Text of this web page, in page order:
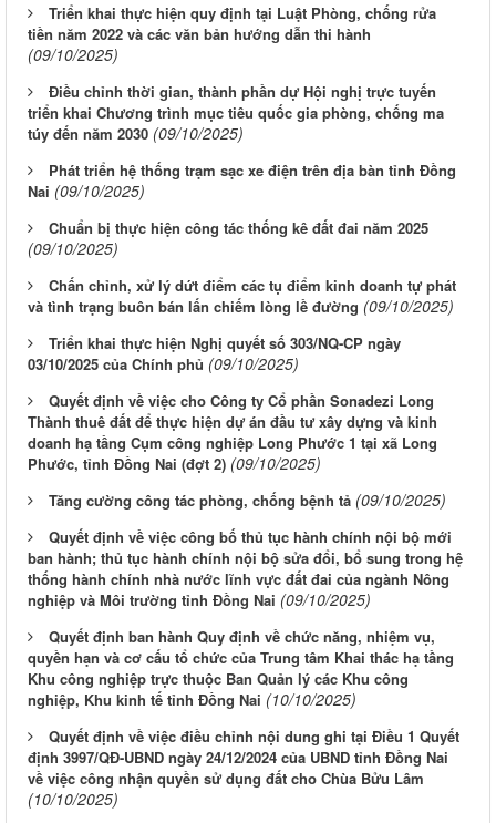
Triển khai thực hiện quy định tại Luật Phòng, chống rửa
tiền năm 2022 và các văn bản hướng dẫn thi hành
(09/10/2025)
Điều chỉnh thời gian, thành phần dự Hội nghị trực tuyến
triển khai Chương trình mục tiêu quốc gia phòng, chống ma
túy đến năm 2030 (09/10/2025)
Phát triển hệ thống trạm sạc xe điện trên địa bàn tỉnh Đồng
Nai (09/10/2025)
Chuẩn bị thực hiện công tác thống kê đất đai năm 2025
(09/10/2025)
Chấn chỉnh, xử lý dứt điểm các tụ điểm kinh doanh tự phát
và tình trạng buôn bán lấn chiếm lòng lề đường (09/10/2025)
Triển khai thực hiện Nghị quyết số 303/NQ-CP ngày
03/10/2025 của Chính phủ (09/10/2025)
Quyết định về việc cho Công ty Cổ phần Sonadezi Long
Thành thuê đất để thực hiện dự án đầu tư xây dựng và kinh
doanh hạ tầng Cụm công nghiệp Long Phước 1 tại xã Long
Phước, tỉnh Đồng Nai (đợt 2) (09/10/2025)
Tăng cường công tác phòng, chống bệnh tả (09/10/2025)
Quyết định về việc công bố thủ tục hành chính nội bộ mới
ban hành; thủ tục hành chính nội bộ sửa đổi, bổ sung trong hệ
thống hành chính nhà nước lĩnh vực đất đai của ngành Nông
nghiệp và Môi trường tỉnh Đồng Nai (09/10/2025)
Quyết định ban hành Quy định về chức năng, nhiệm vụ,
quyền hạn và cơ cấu tổ chức của Trung tâm Khai thác hạ tầng
Khu công nghiệp trực thuộc Ban Quản lý các Khu công
nghiệp, Khu kinh tế tỉnh Đồng Nai (10/10/2025)
Quyết định về việc điều chỉnh nội dung ghi tại Điều 1 Quyết
định 3997/QĐ-UBND ngày 24/12/2024 của UBND tỉnh Đồng Nai
về việc công nhận quyền sử dụng đất cho Chùa Bửu Lâm
(10/10/2025)